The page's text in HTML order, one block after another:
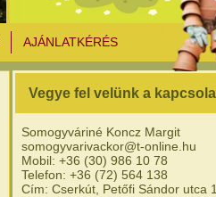
AJÁNLATKÉRÉS
Vegye fel velünk a
Somogyváriné Koncz Margit
somogyvarivackor@t-online.hu
Mobil: +36 (30) 986 10 78
Telefon: +36 (72) 564 138
Cím: Cserkút, Petőfi Sándor utca